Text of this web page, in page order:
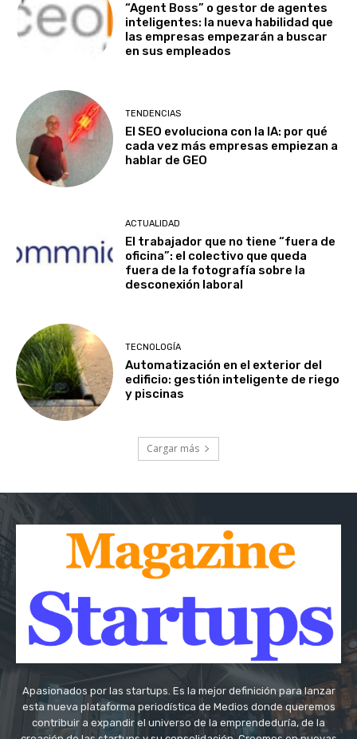
“Agent Boss” o gestor de agentes
inteligentes: la nueva habilidad que
las empresas empezarán a buscar
en sus empleados
TENDENCIAS
El SEO evoluciona con la IA: por qué
cada vez más empresas empiezan a
hablar de GEO
ACTUALIDAD
El trabajador que no tiene “fuera de
oficina”: el colectivo que queda
fuera de la fotografía sobre la
desconexión laboral
TECNOLOGÍA
Automatización en el exterior del
edificio: gestión inteligente de riego
y piscinas
Cargar más
Apasionados por las startups. Es la mejor definición para lanzar
esta nueva plataforma periodística de Medios donde queremos
contribuir a expandir el universo de la emprendeduría, de la